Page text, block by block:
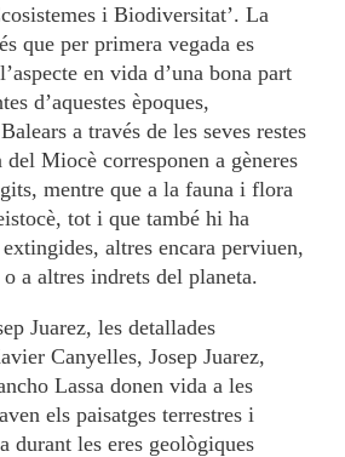
i Biodiversitat’. La
que per primera vegada es
en vida d’una bona part
d’aquestes èpoques,
a través de les seves restes
Miocè corresponen a gèneres
mentre que a la fauna i flora
tot i que també hi ha
altres encara perviuen,
a altres indrets del planeta.
Juarez, les detallades
Canyelles, Josep Juarez,
Lassa donen vida a les
els paisatges terrestres i
durant les eres geològiques